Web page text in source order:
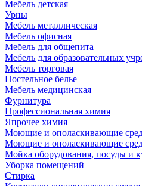
Мебель детская
Урны
Мебель металлическая
Мебель офисная
Мебель для общепита
Мебель для образовательных
Мебель торговая
Постельное белье
Мебель медицинская
Фурнитура
Профессиональная химия
Япрочее химия
Моющие и ополаскивающие
Моющие и ополаскивающие
Мойка оборудования, посуды и
Уборка помещений
Стирка